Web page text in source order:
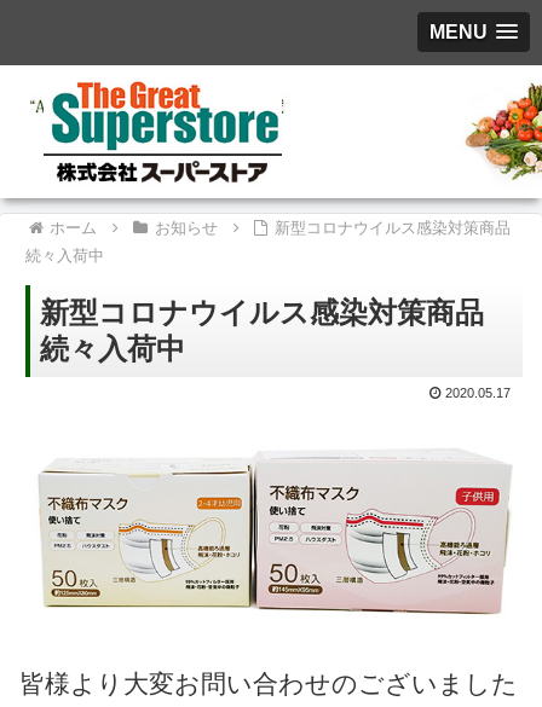
MENU
ホーム お知らせ
新型コロナウイルス感染対策商品
続々入荷中
新型コロナウイルス感染対策商品
続々入荷中
2020.05.17
皆様より大変お問い合わせのございました